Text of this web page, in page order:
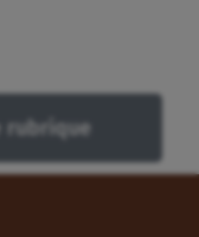
rubrique